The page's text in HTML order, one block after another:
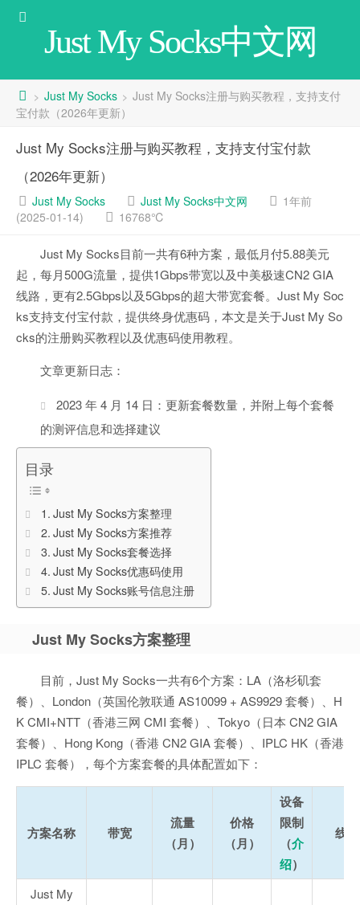
Just My Socks中文网
> Just My Socks > Just My Socks注册与购买教程，支持支付
宝付款（2026年更新）
Just My Socks注册与购买教程，支持支付宝付款
（2026年更新）
Just My Socks Just My Socks中文网
1年前
(2025-01-14)
16768℃
Just My Socks目前一共有6种方案，最低月付5.88美元
起，每月500G流量，提供1Gbps带宽以及中美极速CN2 GIA
线路，更有2.5Gbps以及5Gbps的超大带宽套餐。Just My Soc
ks支持支付宝付款，提供终身优惠码，本文是关于Just My So
cks的注册购买教程以及优惠码使用教程。
文章更新日志：
2023 年 4 月 14 日：更新套餐数量，并附上每个套餐
的测评信息和选择建议
目录
Just My Socks方案整理
Just My Socks方案推荐
Just My Socks套餐选择
Just My Socks优惠码使用
Just My Socks账号信息注册
Just My Socks方案整理
目前，Just My Socks一共有6个方案：LA（洛杉矶套
餐）、London（英国伦敦联通 AS10099 + AS9929 套餐）、H
K CMI+NTT（香港三网 CMI 套餐）、Tokyo（日本 CN2 GIA
套餐）、Hong Kong（香港 CN2 GIA 套餐）、IPLC HK（香港
IPLC 套餐），每个方案套餐的具体配置如下：
方案名称 带宽
流量
（月）
价格
（月）
设备
限制
（介
绍）
线路
Just My